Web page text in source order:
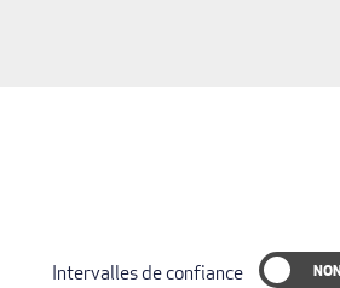
Intervalles de confiance